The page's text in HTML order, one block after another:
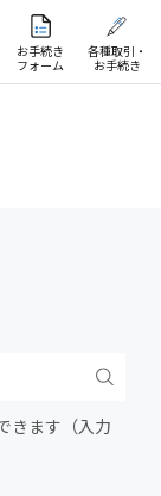
お手続き
フォーム
各種取引・
お手続き
きます（入力